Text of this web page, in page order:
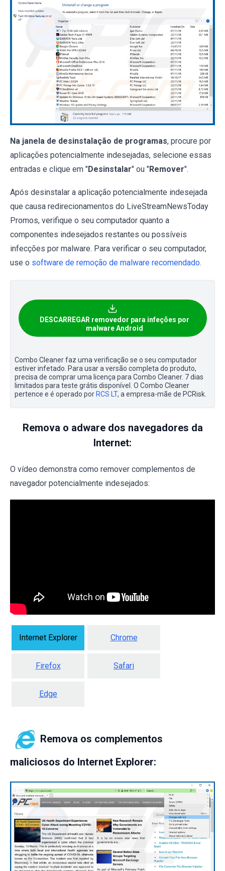
Na janela de desinstalação de programas, procure por
aplicações potencialmente indesejadas, selecione essas
entradas e clique em "Desinstalar" ou "Remover".
Após desinstalar a aplicação potencialmente indesejada
que causa redirecionamentos do LiveStreamNewsToday
Promos, verifique o seu computador quanto a
componentes indesejados restantes ou possíveis
infecções por malware. Para verificar o seu computador,
use o software de remoção de malware recomendado.
DESCARREGAR removedor para infeções por
malware Android
Combo Cleaner faz uma verificação se o seu computador
estiver infetado. Para usar a versão completa do produto,
precisa de comprar uma licença para Combo Cleaner. 7 dias
limitados para teste grátis disponível. O Combo Cleaner
pertence e é operado por RCS LT, a empresa-mãe de PCRisk.
Remova o adware dos navegadores da
Internet:
O vídeo demonstra como remover complementos de
navegador potencialmente indesejados:
Internet Explorer Chrome
Firefox Safari
Edge
Remova os complementos
maliciosos do Internet Explorer: